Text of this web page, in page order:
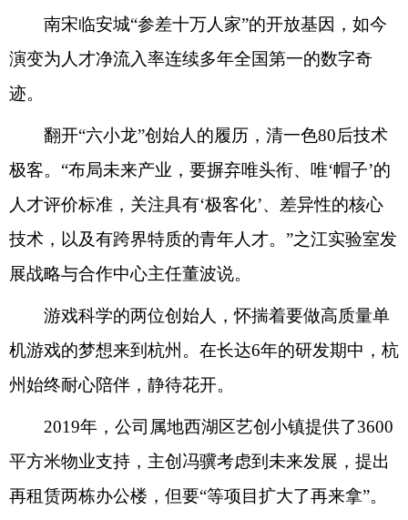
南宋临安城“参差十万人家”的开放基因，如今
演变为人才净流入率连续多年全国第一的数字奇
迹。
翻开“六小龙”创始人的履历，清一色80后技术
极客。“布局未来产业，要摒弃唯头衔、唯‘帽子’的
人才评价标准，关注具有‘极客化’、差异性的核心
技术，以及有跨界特质的青年人才。”之江实验室发
展战略与合作中心主任董波说。
游戏科学的两位创始人，怀揣着要做高质量单
机游戏的梦想来到杭州。在长达6年的研发期中，杭
州始终耐心陪伴，静待花开。
2019年，公司属地西湖区艺创小镇提供了3600
平方米物业支持，主创冯骥考虑到未来发展，提出
再租赁两栋办公楼，但要“等项目扩大了再来拿”。